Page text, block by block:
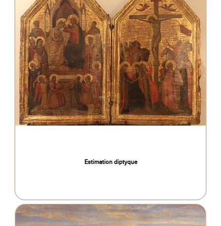
Estimation diptyque